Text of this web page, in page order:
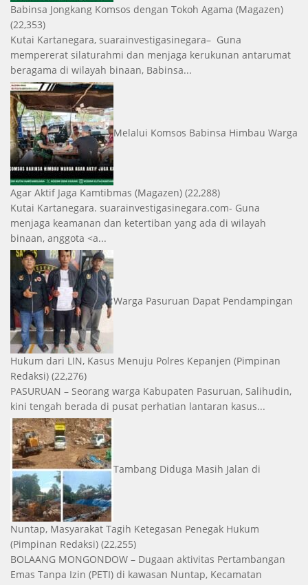
Babinsa Jongkang Komsos dengan Tokoh Agama (Magazen)
(22,353)
Kutai Kartanegara, suarainvestigasinegara– Guna
mempererat silaturahmi dan menjaga kerukunan antarumat
beragama di wilayah binaan, Babinsa...
Melalui Komsos Babinsa Himbau Warga
Agar Aktif Jaga Kamtibmas (Magazen) (22,288)
Kutai Kartanegara. suarainvestigasinegara.com- Guna
menjaga keamanan dan ketertiban yang ada di wilayah
binaan, anggota <a...
Warga Pasuruan Dapat Pendampingan
Hukum dari LIN, Kasus Menuju Polres Kepanjen (Pimpinan
Redaksi) (22,276)
PASURUAN – Seorang warga Kabupaten Pasuruan, Salihudin,
kini tengah berada di pusat perhatian lantaran kasus...
Tambang Diduga Masih Jalan di
Nuntap, Masyarakat Tagih Ketegasan Penegak Hukum
(Pimpinan Redaksi) (22,255)
BOLAANG MONGONDOW – Dugaan aktivitas Pertambangan
Emas Tanpa Izin (PETI) di kawasan Nuntap, Kecamatan